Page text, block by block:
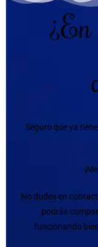
¿En
Seguro que ya
No dudes en
podrás
funcionando